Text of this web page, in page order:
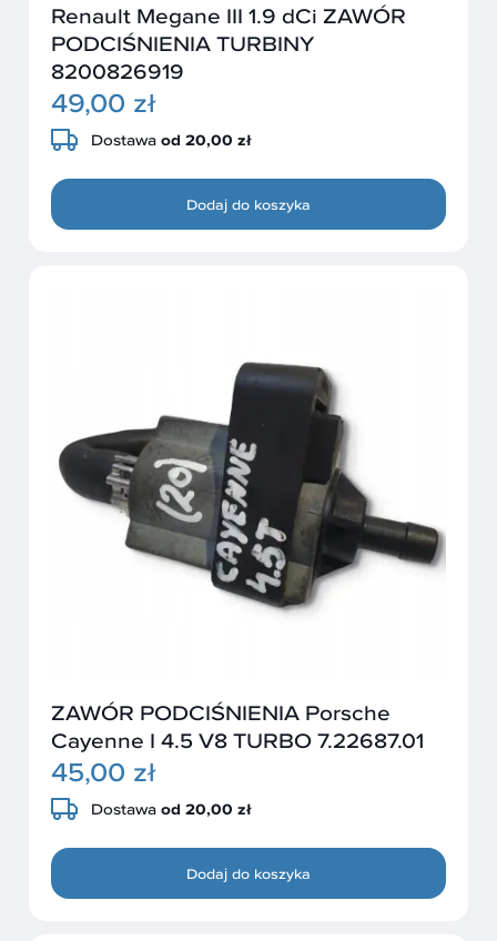
Renault Megane III 1.9 dCi ZAWÓR
PODCIŚNIENIA TURBINY
8200826919
49,00 zł
Dostawa od 20,00 zł
Dodaj do koszyka
ZAWÓR PODCIŚNIENIA Porsche
Cayenne I 4.5 V8 TURBO 7.22687.01
45,00 zł
Dostawa od 20,00 zł
Dodaj do koszyka